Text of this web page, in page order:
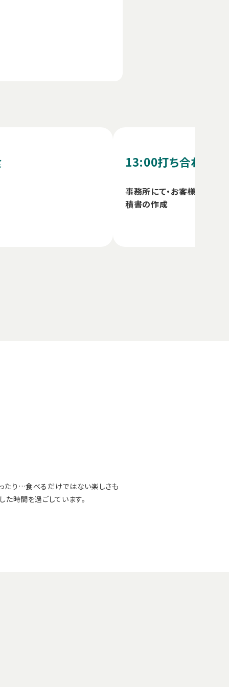
13:00打ち合わせ
事務所にて・お客様と打合
積書の作成
たり…食べるだけではない楽しさも
た時間を過ごしています。